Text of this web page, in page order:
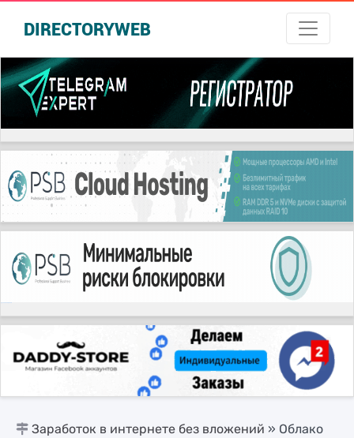
DIRECTORYWEB
Заработок в интернете без вложений » Облако